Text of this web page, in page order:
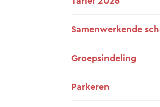
Samenwerkende
Groepsindeling
Parkeren